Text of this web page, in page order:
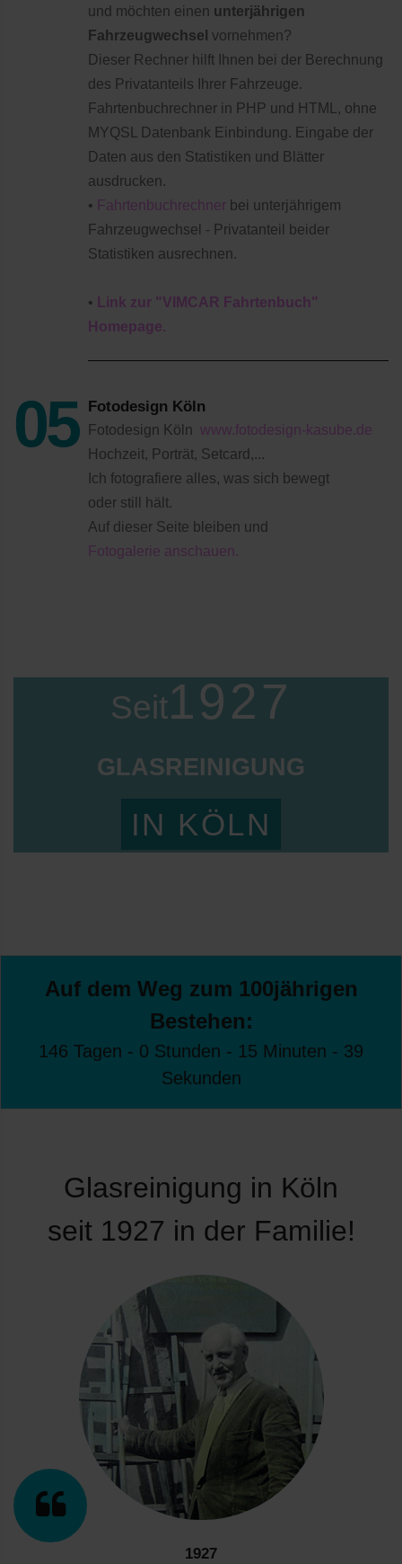
und möchten einen unterjährigen
Fahrzeugwechsel vornehmen?
Dieser Rechner hilft Ihnen bei der Berechnung
des Privatanteils Ihrer Fahrzeuge.
Fahrtenbuchrechner in PHP und HTML, ohne
MYQSL Datenbank Einbindung. Eingabe der
Daten aus den Statistiken und Blätter
ausdrucken.
• Fahrtenbuchrechner bei unterjährigem
Fahrzeugwechsel - Privatanteil beider
Statistiken ausrechnen.
• Link zur "VIMCAR Fahrtenbuch"
Homepage.
Fotodesign Köln
Fotodesign Köln www.fotodesign-kasube.de
Hochzeit, Porträt, Setcard,...
Ich fotografiere alles, was sich bewegt
oder still hält.
Auf dieser Seite bleiben und
Fotogalerie anschauen.
Seit1927
GLASREINIGUNG
IN KÖLN
Auf dem Weg zum 100jährigen
Bestehen:
146 Tagen - 0 Stunden - 15 Minuten - 39
Sekunden
Glasreinigung in Köln
seit 1927 in der Familie!
1927